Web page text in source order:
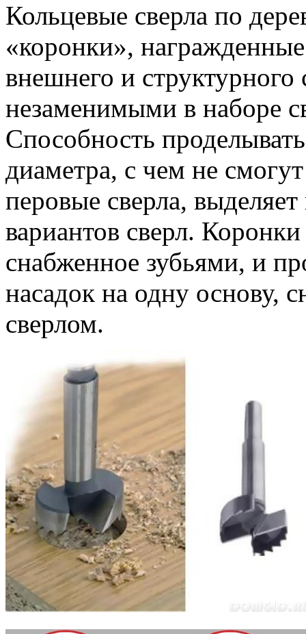
Кольцевые сверла по
«коронки»,
внешнего и структурного
незаменимыми в наборе
Способность
диаметра, с чем не
перовые сверла,
вариантов сверл.
снабженное зубьями, и
насадок на одну основу,
сверлом.